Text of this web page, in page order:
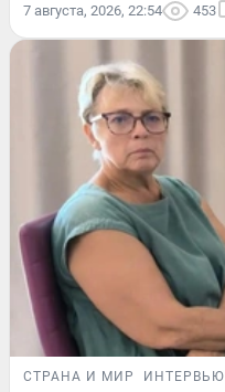
7 августа, 2026, 22:54 453
СТРАНА И МИР ИНТЕРВЬЮ